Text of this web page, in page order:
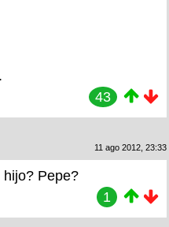
43
11 ago 2012, 23:33
Pepe?
1